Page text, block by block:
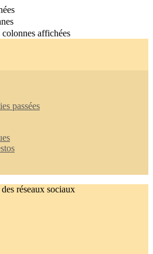
affichées
passées
réseaux sociaux